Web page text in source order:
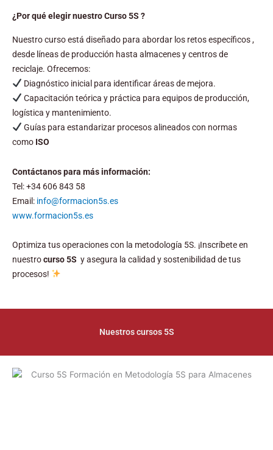
¿Por qué elegir nuestro Curso 5S ?
Nuestro curso está diseñado para abordar los retos específicos ,
desde líneas de producción hasta almacenes y centros de
reciclaje. Ofrecemos:
Diagnóstico inicial para identificar áreas de mejora.
Capacitación teórica y práctica para equipos de producción,
logística y mantenimiento.
Guías para estandarizar procesos alineados con normas
como ISO
Contáctanos para más información:
Tel: +34 606 843 58
Email: info@formacion5s.es
www.formacion5s.es
Optimiza tus operaciones con la metodología 5S. ¡Inscríbete en
nuestrocurso 5S y asegura la calidad y sostenibilidad de tus
procesos!
Nuestros cursos 5S